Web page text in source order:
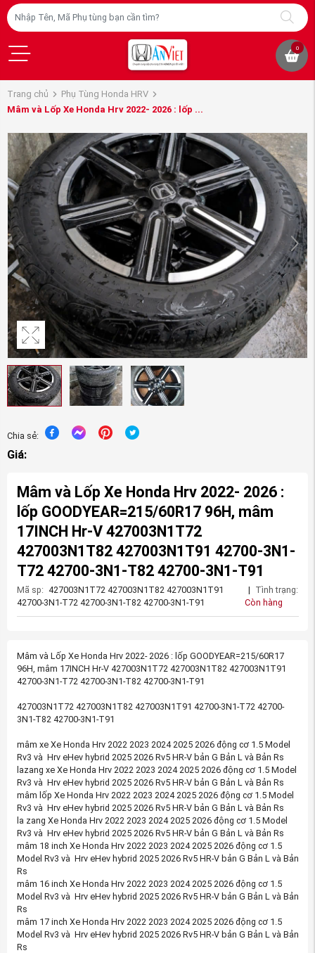
0
Trang chủ
Phụ Tùng Honda HRV
Mâm và Lốp Xe Honda Hrv 2022- 2026 : lốp ...
Chia sẻ:
Giá:
Mâm và Lốp Xe Honda Hrv 2022- 2026 :
lốp GOODYEAR=215/60R17 96H, mâm
17INCH Hr-V 427003N1T72
427003N1T82 427003N1T91 42700-3N1-
T72 42700-3N1-T82 42700-3N1-T91
Mã sp: 427003N1T72 427003N1T82 427003N1T91
42700-3N1-T72 42700-3N1-T82 42700-3N1-T91
| Tình trạng:
Còn hàng
Mâm và Lốp Xe Honda Hrv 2022- 2026 : lốp GOODYEAR=215/60R17
96H, mâm 17INCH Hr-V 427003N1T72 427003N1T82 427003N1T91
42700-3N1-T72 42700-3N1-T82 42700-3N1-T91
427003N1T72 427003N1T82 427003N1T91 42700-3N1-T72 42700-
3N1-T82 42700-3N1-T91
mâm xe Xe Honda Hrv 2022 2023 2024 2025 2026 động cơ 1.5 Model
Rv3 và Hrv eHev hybrid 2025 2026 Rv5 HR-V bản G Bản L và Bản Rs
lazang xe Xe Honda Hrv 2022 2023 2024 2025 2026 động cơ 1.5 Model
Rv3 và Hrv eHev hybrid 2025 2026 Rv5 HR-V bản G Bản L và Bản Rs
mâm lốp Xe Honda Hrv 2022 2023 2024 2025 2026 động cơ 1.5 Model
Rv3 và Hrv eHev hybrid 2025 2026 Rv5 HR-V bản G Bản L và Bản Rs
la zang Xe Honda Hrv 2022 2023 2024 2025 2026 động cơ 1.5 Model
Rv3 và Hrv eHev hybrid 2025 2026 Rv5 HR-V bản G Bản L và Bản Rs
mâm 18 inch Xe Honda Hrv 2022 2023 2024 2025 2026 động cơ 1.5
Model Rv3 và Hrv eHev hybrid 2025 2026 Rv5 HR-V bản G Bản L và Bản
Rs
mâm 16 inch Xe Honda Hrv 2022 2023 2024 2025 2026 động cơ 1.5
Model Rv3 và Hrv eHev hybrid 2025 2026 Rv5 HR-V bản G Bản L và Bản
Rs
mâm 17 inch Xe Honda Hrv 2022 2023 2024 2025 2026 động cơ 1.5
Model Rv3 và Hrv eHev hybrid 2025 2026 Rv5 HR-V bản G Bản L và Bản
Rs